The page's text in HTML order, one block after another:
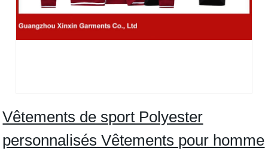
Vêtements de sport Polyester
personnalisés Vêtements pour homme